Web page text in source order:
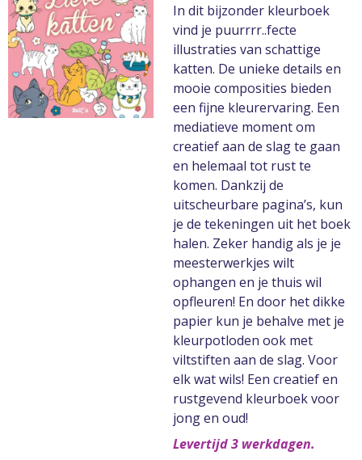
In dit bijzonder kleurboek
vind je puurrrr..fecte
illustraties van schattige
katten. De unieke details en
mooie composities bieden
een fijne kleurervaring. Een
mediatieve moment om
creatief aan de slag te gaan
en helemaal tot rust te
komen. Dankzij de
uitscheurbare pagina’s, kun
je de tekeningen uit het boek
halen. Zeker handig als je je
meesterwerkjes wilt
ophangen en je thuis wil
opfleuren! En door het dikke
papier kun je behalve met je
kleurpotloden ook met
viltstiften aan de slag. Voor
elk wat wils! Een creatief en
rustgevend kleurboek voor
jong en oud!
Levertijd 3 werkdagen.